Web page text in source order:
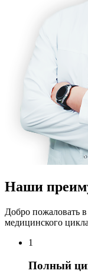
Наши
Добро пожаловать
медицинского
1
Полный